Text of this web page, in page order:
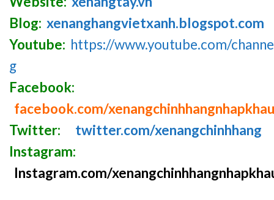
Blog: xenanghangvietxanh.blogspot.com
Youtube: https://www.youtube.com/
g
Facebook:
facebook.com/xenangchinhhangnhapkhau
Twitter:
twitter.com/xenangchinhhang
Instagram:
Instagram.com/